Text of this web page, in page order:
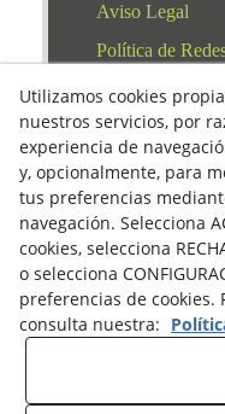
Aviso Legal
Política de
Clausula Mail y
Condiciones de
Derecho de
Política de
Política de
Utilizamos cookies
nuestros servicios, por
experiencia de
y, opcionalmente, para
tus preferencias
navegación. Selecciona
cookies, selecciona
o selecciona
preferencias de
consulta nuestra: